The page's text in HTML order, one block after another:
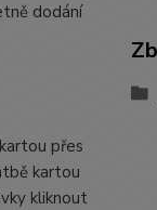
dodání
přes
kartou
kliknout